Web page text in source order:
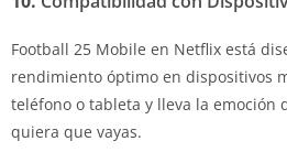
Football 25 Mobile en Netflix está
rendimiento óptimo en dispositivos
teléfono o tableta y lleva la emoción
quiera que vayas.